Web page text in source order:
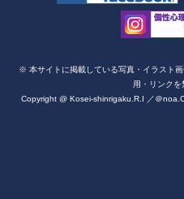
※ 本サイトに掲載している写真・イラスト
用・リンクを
Copyright @ Kosei-shinrigaku.R.I ／＠